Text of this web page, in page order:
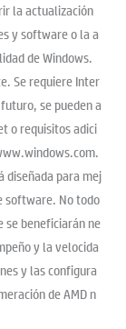
la actualización
y software o la a
de Windows.
Se requiere Inter
se pueden a
o requisitos adici
diseñada para mej
software. No todo
se beneficiarán ne
y la velocida
y las configura
de AMD n